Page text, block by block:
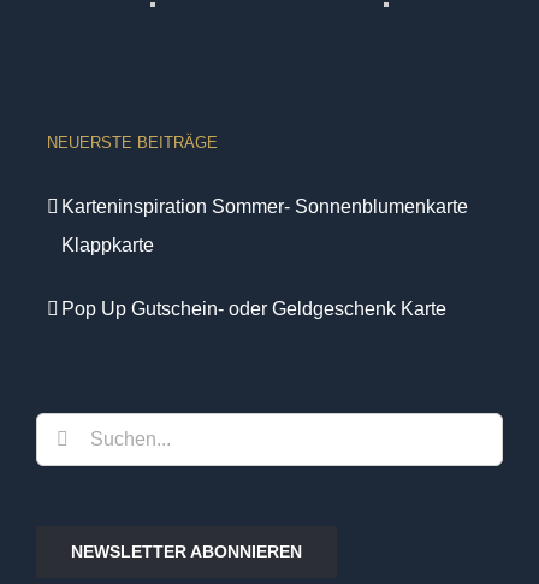
NEUERSTE BEITRÄGE
Karteninspiration Sommer- Sonnenblumenkarte
Klappkarte
Pop Up Gutschein- oder Geldgeschenk Karte
Suche
nach:
NEWSLETTER ABONNIEREN